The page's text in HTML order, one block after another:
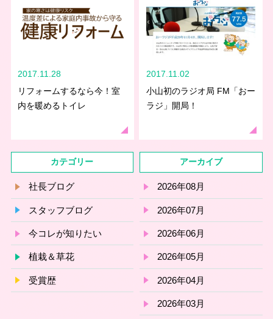
2017.11.28
リフォームするなら今！室
内を暖めるトイレ
2017.11.02
小山初のラジオ局 FM「おー
ラジ」開局！
カテゴリー
社長ブログ
スタッフブログ
今コレが知りたい
植栽＆草花
受賞歴
アーカイブ
2026年08月
2026年07月
2026年06月
2026年05月
2026年04月
2026年03月